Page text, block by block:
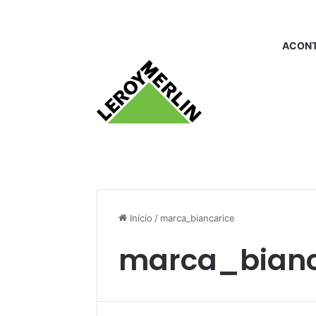
Início / marca_biancarice